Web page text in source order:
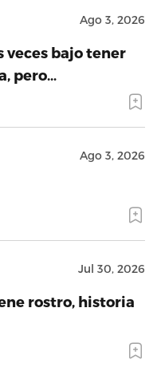
Ago 3, 2026
veces bajo tener
pero…
Ago 3, 2026
Jul 30, 2026
rostro, historia